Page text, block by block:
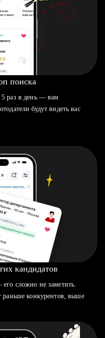
поиска
раз в день — вам
будут видеть вас
кандидатов
сложно не заметить.
раньше конкурентов, выше